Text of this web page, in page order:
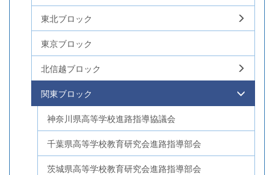
東北ブロック
東京ブロック
北信越ブロック
関東ブロック
神奈川県高等学校進路指導協議会
千葉県高等学校教育研究会進路指導部会
茨城県高等学校教育研究会進路指導部会